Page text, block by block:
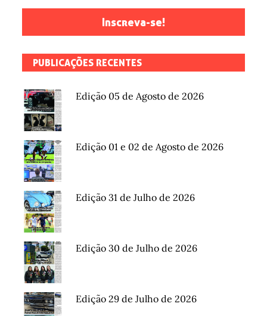
Inscreva-se!
PUBLICAÇÕES RECENTES
Edição 05 de Agosto de 2026
Edição 01 e 02 de Agosto de 2026
Edição 31 de Julho de 2026
Edição 30 de Julho de 2026
Edição 29 de Julho de 2026